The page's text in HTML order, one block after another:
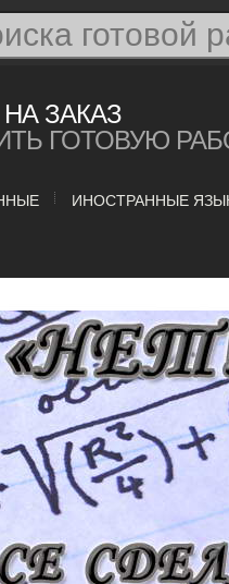
ЗАКАЗ
ГОТОВУЮ
ИНОСТРАННЫЕ